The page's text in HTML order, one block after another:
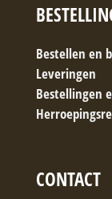
Bestellen en
Leveringen
Bestellingen
CONTACT